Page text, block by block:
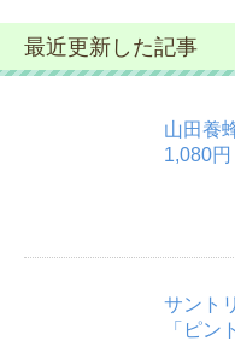
ゴ
リ
ー
最近更新した記事
山田養
1,080円
サント
「ピン